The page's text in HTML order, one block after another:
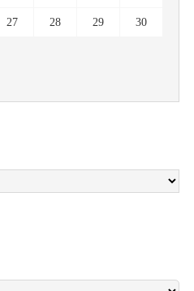
27 28 29 30